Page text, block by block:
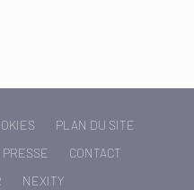
PLAN DU SITE
PRESSE
CONTACT
NEXITY